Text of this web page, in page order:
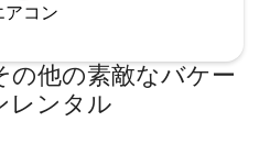
アコン
の他の素敵なバケー
レンタル